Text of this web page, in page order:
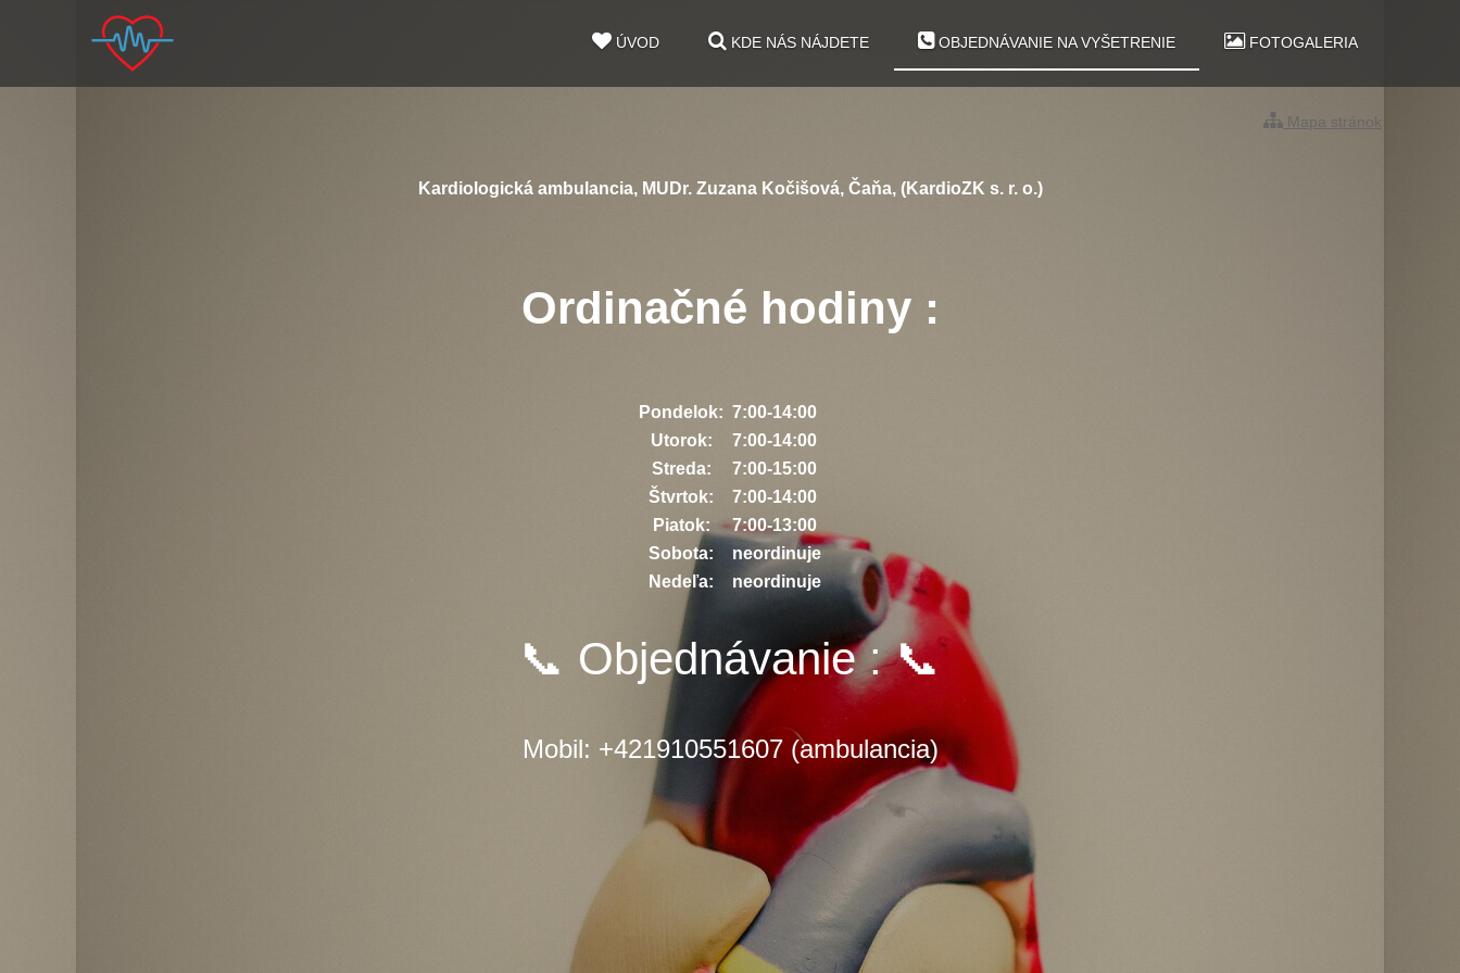
ÚVOD KDE NÁS NÁJDETE OBJEDNÁVANIE NA VYŠETRENIE FOTOGALERIA
Mapa stránok
Kardiologická ambulancia, MUDr. Zuzana Kočišová, Čaňa, (KardioZK s. r. o.)
Ordinačné hodiny :
Pondelok: 7:00-14:00
Utorok:
7:00-14:00
Streda:
7:00-15:00
Štvrtok:
7:00-14:00
Piatok:
7:00-13:00
Sobota:
neordinuje
Nedeľa:
neordinuje
📞 Objednávanie : 📞
Mobil: +421910551607 (ambulancia)